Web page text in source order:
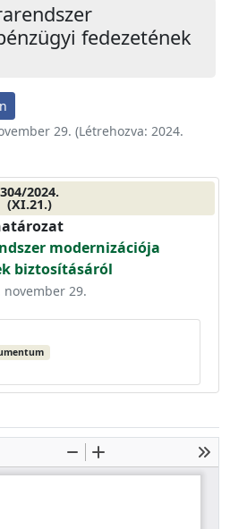
fedezetének
29. (Létrehozva: 2024.
304/2024.
(XI.21.)
modernizációja
biztosításáról
november 29.